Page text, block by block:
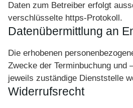
Daten zum Betreiber erfolgt
verschlüsselte https-Protokoll.
Datenübermittlung an
Die erhobenen
Zwecke der Terminbuchung und
jeweils zuständige Dienststelle
Widerrufsrecht